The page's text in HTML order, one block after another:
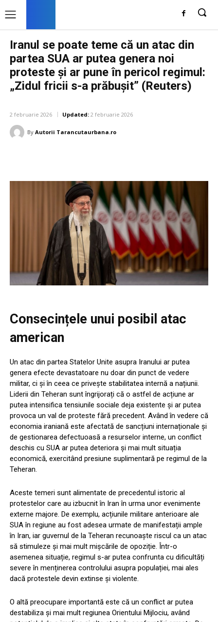
Iranul se poate teme că un atac din
partea SUA ar putea genera noi
proteste și ar pune în pericol regimul:
„Zidul fricii s-a prăbușit” (Reuters)
2 februarie 2026 Updated: 2 februarie 2026
By Autorii Tarancutaurbana.ro
Consecințele unui posibil atac
american
Un atac din partea Statelor Unite asupra Iranului ar putea
genera efecte devastatoare nu doar din punct de vedere
militar, ci și în ceea ce privește stabilitatea internă a națiunii.
Liderii din Teheran sunt îngrijorați că o astfel de acțiune ar
putea intensifica tensiunile sociale deja existente și ar putea
provoca un val de proteste fără precedent. Având în vedere că
economia iraniană este afectată de sancțiuni internaționale și
de gestionarea defectuoasă a resurselor interne, un conflict
deschis cu SUA ar putea deteriora și mai mult situația
economică, exercitând presiune suplimentară pe regimul de la
Teheran.
Aceste temeri sunt alimentate de precedentul istoric al
protestelor care au izbucnit în Iran în urma unor evenimente
externe majore. De exemplu, acțiunile militare anterioare ale
SUA în regiune au fost adesea urmate de manifestații ample
în Iran, iar guvernul de la Teheran recunoaște riscul ca un atac
să stimuleze și mai mult mișcările de opoziție. Într-o
asemenea situație, regimul s-ar putea confrunta cu dificultăți
severe în menținerea controlului asupra populației, mai ales
dacă protestele devin extinse și violente.
O altă preocupare importantă este că un conflict ar putea
destabiliza și mai mult regiunea Orientului Mijlociu, având